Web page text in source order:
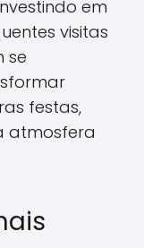
em
visitas
se
festas,
atmosfera